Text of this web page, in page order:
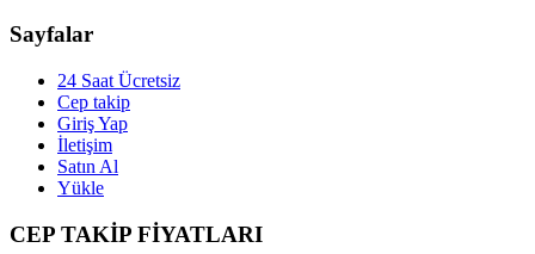
Sayfalar
24 Saat Ücretsiz
Cep takip
Giriş Yap
İletişim
Satın Al
Yükle
CEP TAKİP FİYATLARI